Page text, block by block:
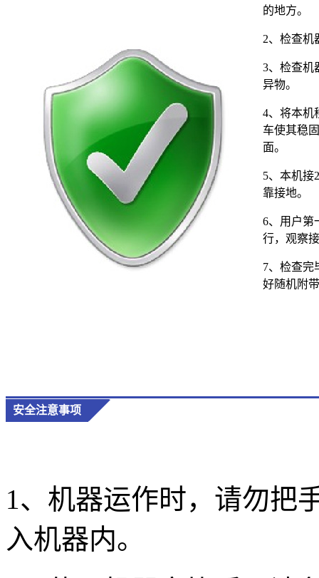
的地方。
2、检查机
3、检查机
异物。
4、将本机
车使其稳
面。
5、本机接
靠接地。
6、用户第
行，观察
7、检查完
好随机附
安全注意事项
1、机器运作时，请勿把
入机器内。